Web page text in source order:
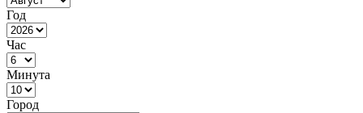
Год
Час
Минута
Город